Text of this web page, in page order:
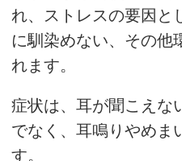
れ、ストレスの要因と
に馴染めない、その他
れます。
症状は、耳が聞こえな
でなく、耳鳴りやめま
す。